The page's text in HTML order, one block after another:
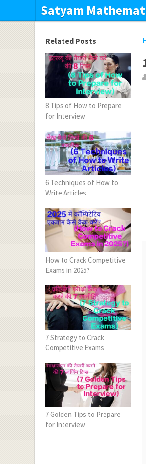
Satyam
Related Posts
8 Tips of How to Prepare
for Interview
6 Techniques of How to
Write Articles
How to Crack Competitive
Exams in 2025?
7 Strategy to Crack
Competitive Exams
7 Golden Tips to Prepare
for Interview